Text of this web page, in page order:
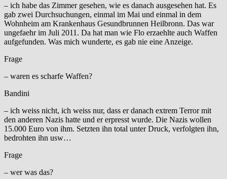
– ich habe das Zimmer gesehen, wie es danach ausgesehen hat. Es
gab zwei Durchsuchungen, einmal im Mai und einmal in dem
Wohnheim am Krankenhaus Gesundbrunnen Heilbronn. Das war
ungefaehr im Juli 2011. Da hat man wie Flo erzaehlte auch Waffen
aufgefunden. Was mich wunderte, es gab nie eine Anzeige.
Frage
– waren es scharfe Waffen?
Bandini
– ich weiss nicht, ich weiss nur, dass er danach extrem Terror mit
den anderen Nazis hatte und er erpresst wurde. Die Nazis wollen
15.000 Euro von ihm. Setzten ihn total unter Druck, verfolgten ihn,
bedrohten ihn usw…
Frage
– wer was das?